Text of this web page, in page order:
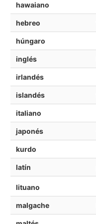
hawaiano
hebreo
húngaro
inglés
irlandés
islandés
italiano
japonés
kurdo
latín
lituano
malgache